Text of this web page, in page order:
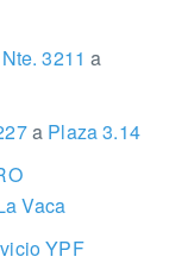
3211a
a Plaza 3.14
Vaca
YPF